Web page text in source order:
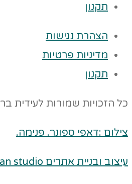
תקנון
הצהרת נגישות
מדיניות פרטיות
תקנון
כל הזכויות שמורות לעידית בר
צילום :דאפי ספונר. פנימה.
עיצוב ובניית אתרים Made with ❤ hazan studio